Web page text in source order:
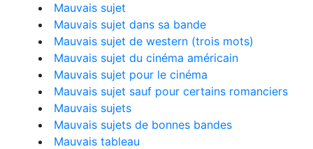
Mauvais sujet
Mauvais sujet dans sa bande
Mauvais sujet de western (trois mots)
Mauvais sujet du cinéma américain
Mauvais sujet pour le cinéma
Mauvais sujet sauf pour certains romanciers
Mauvais sujets
Mauvais sujets de bonnes bandes
Mauvais tableau